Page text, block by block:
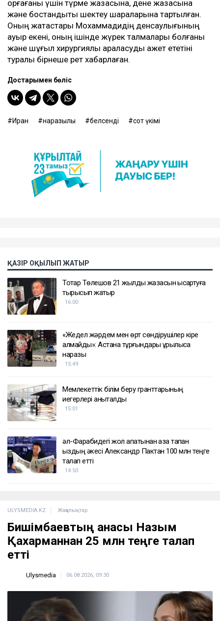
қорғағаны үшін түрме жазасына, дене жазасына
және бостандықты шектеу шараларына тартылған.
Оның жақтастары Мохаммадидің денсаулығының
ауыр екені, оның ішінде жүрек талмалары болғаны
және шұғыл хирургиялық араласуды қажет ететіні
туралы бірнеше рет хабарлаған.
Достарыңмен бөліс
Иран наразылық белсенді сот үкімі
ҚАЗІР ОҚЫЛЫП ЖАТЫР
Тоқтар Төлешов 21 жылдық жазасын қысқартуға
тырысып жатыр
16:00
«Жедел жәрдем мен өрт сөндірушілер кіре
алмайды»: Астана тұрғындары құрылысқа
наразы
15:49
Мемлекеттік білім беру гранттарының
иегерлері анықталды
15:01
әл-Фарабидегі жол апатынан қаза тапқан
қыздың әкесі Александр Пактан 100 млн теңге
талап етті
14:50
ULYSMEDIA.KZ Жаңалықтар
Бишімбаевтың анасы Назым
Қахарманнан 25 млн теңге талап
етті
Ulysmedia 06.08.2026, 09:30